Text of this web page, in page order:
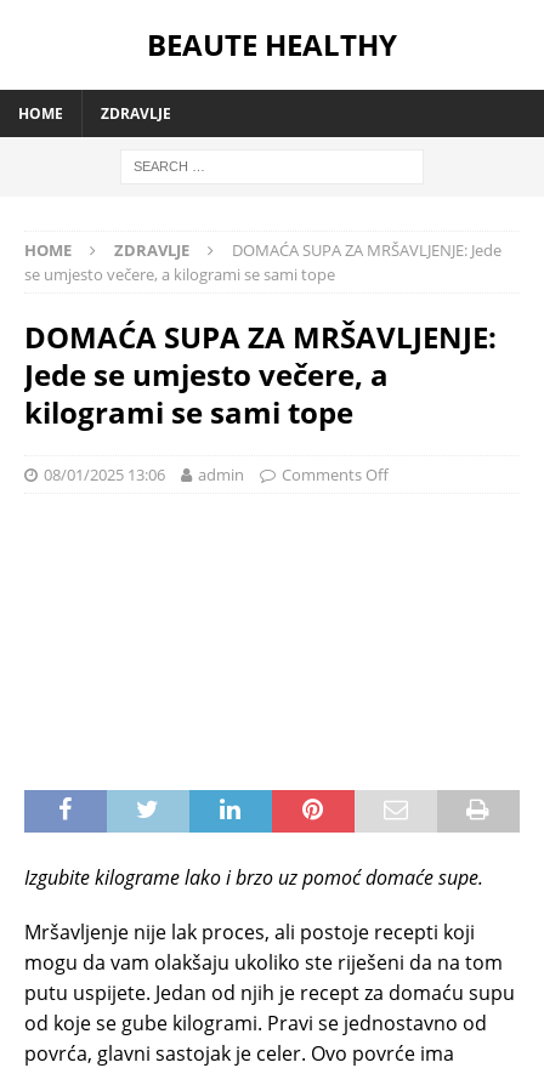
BEAUTE HEALTHY
HOME ZDRAVLJE
HOME ZDRAVLJE
DOMAĆA SUPA ZA MRŠAVLJENJE: Jede
se umjesto večere, a kilogrami se sami tope
DOMAĆA SUPA ZA MRŠAVLJENJE:
Jede se umjesto večere, a
kilogrami se sami tope
08/01/2025 13:06 admin Comments Off
Izgubite kilograme lako i brzo uz pomoć domaće supe.
Mršavljenje nije lak proces, ali postoje recepti koji
mogu da vam olakšaju ukoliko ste riješeni da na tom
putu uspijete. Jedan od njih je recept za domaću supu
od koje se gube kilogrami. Pravi se jednostavno od
povrća, glavni sastojak je celer. Ovo povrće ima